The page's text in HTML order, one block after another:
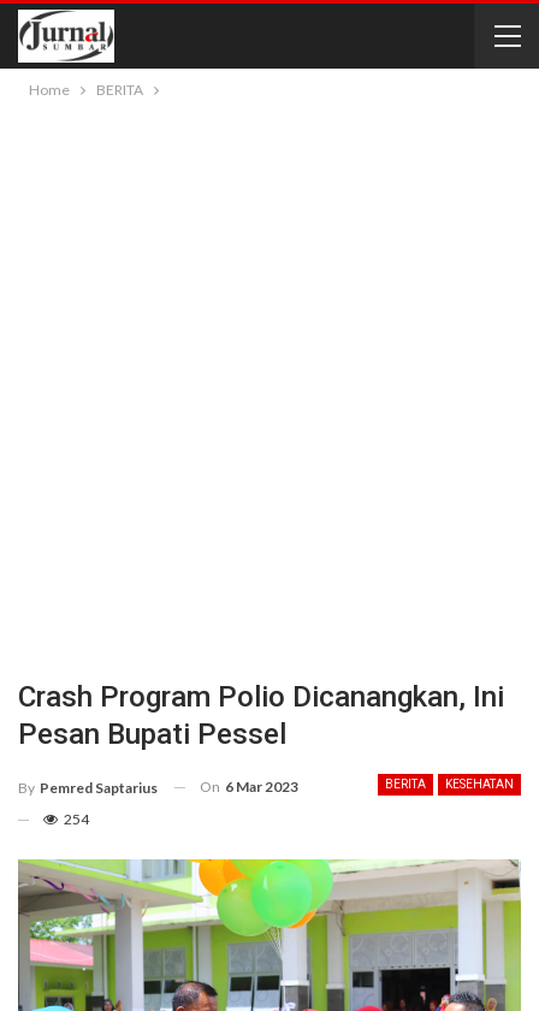
Home BERITA
Crash Program Polio Dicanangkan, Ini
Pesan Bupati Pessel
BERITA KESEHATAN
By Pemred Saptarius On 6 Mar 2023
254